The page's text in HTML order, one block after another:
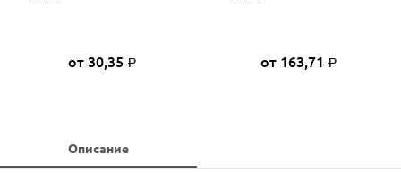
от 30,35 Р от 163,71 Р
Описание